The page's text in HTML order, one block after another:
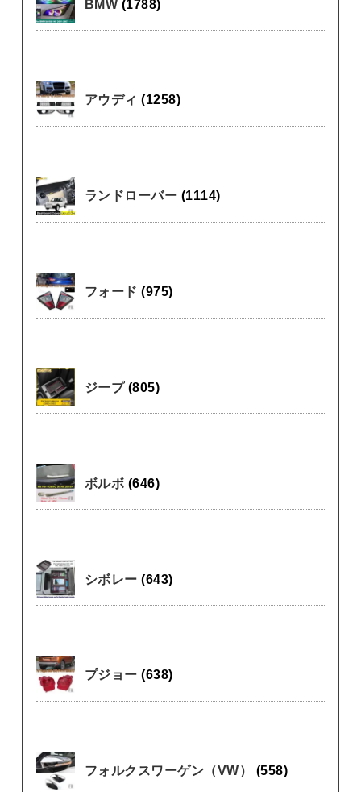
BMW (1788)
アウディ(1258)
ランドローバー (1114)
フォード(975)
ジープ (805)
ボルボ (646)
シボレー(643)
プジョー(638)
フォルクスワーゲン（VW） (558)